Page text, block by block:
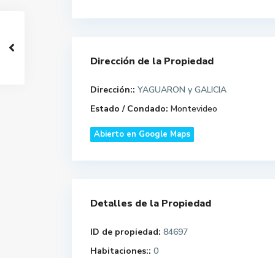
Dirección de la Propiedad
Dirección:: YAGUARON y GALICIA
Estado / Condado: Montevideo
Abierto en Google Maps
Detalles de la Propiedad
ID de propiedad: 84697
Habitaciones:: 0